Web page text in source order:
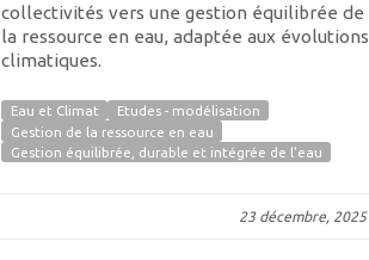
collectivités vers une gestion équilibrée de
la ressource en eau, adaptée aux évolutions
climatiques.
Eau et Climat
Etudes - modélisation
Gestion de la ressource en eau
Gestion équilibrée, durable et intégrée de l'eau
23 décembre, 2025